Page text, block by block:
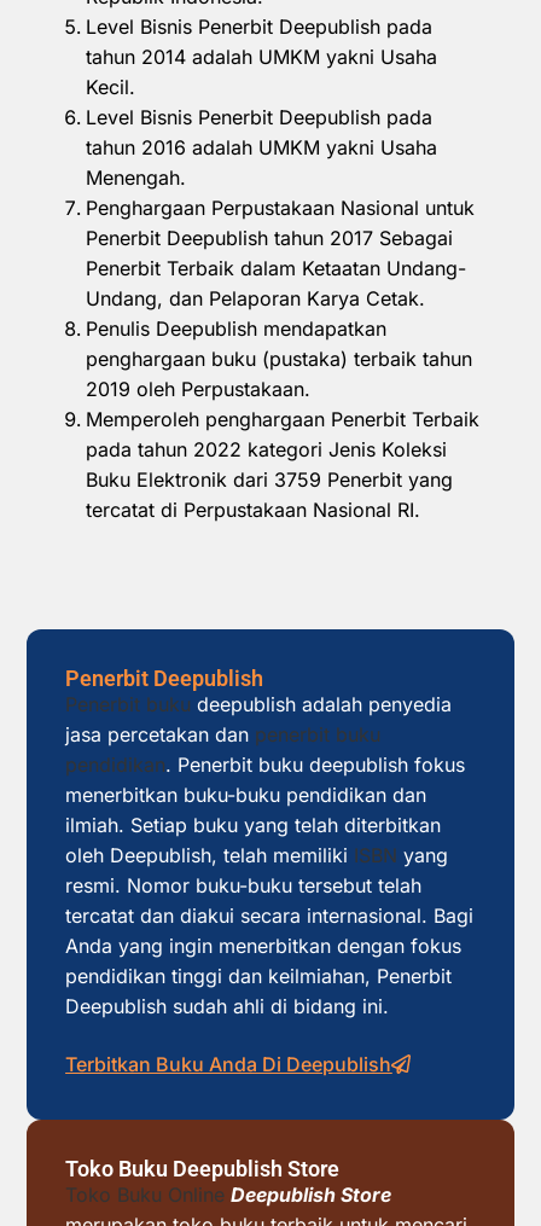
Level Bisnis Penerbit Deepublish pada
tahun 2014 adalah UMKM yakni Usaha
Kecil.
Level Bisnis Penerbit Deepublish pada
tahun 2016 adalah UMKM yakni Usaha
Menengah.
Penghargaan Perpustakaan Nasional untuk
Penerbit Deepublish tahun 2017 Sebagai
Penerbit Terbaik dalam Ketaatan Undang-
Undang, dan Pelaporan Karya Cetak.
Penulis Deepublish mendapatkan
penghargaan buku (pustaka) terbaik tahun
2019 oleh Perpustakaan.
Memperoleh penghargaan Penerbit Terbaik
pada tahun 2022 kategori Jenis Koleksi
Buku Elektronik dari 3759 Penerbit yang
tercatat di Perpustakaan Nasional RI.
Penerbit Deepublish
Penerbit buku deepublish adalah penyedia
jasa percetakan dan penerbit buku
pendidikan. Penerbit buku deepublish fokus
menerbitkan buku-buku pendidikan dan
ilmiah. Setiap buku yang telah diterbitkan
oleh Deepublish, telah memiliki ISBN yang
resmi. Nomor buku-buku tersebut telah
tercatat dan diakui secara internasional. Bagi
Anda yang ingin menerbitkan dengan fokus
pendidikan tinggi dan keilmiahan, Penerbit
Deepublish sudah ahli di bidang ini.
Terbitkan Buku Anda Di Deepublish
Toko Buku Deepublish Store
Toko Buku Online Deepublish Store